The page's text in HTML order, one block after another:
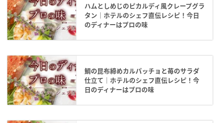
ハムとしめじのピカルディ風クレープグラ
タン｜ホテルのシェフ直伝レシピ！今日
のディナーはプロの味
鯛の昆布締めカルパッチョと苺のサラダ
仕立て｜ホテルのシェフ直伝レシピ！今
日のディナーはプロの味